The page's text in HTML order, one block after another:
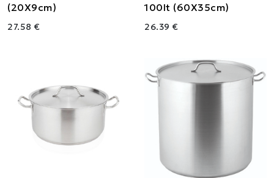
(20X9cm)
27.58 €
100lt (60X35cm)
26.39 €